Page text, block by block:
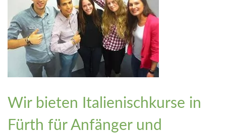
Wir bieten Italienischkurse in
Fürth für Anfänger und